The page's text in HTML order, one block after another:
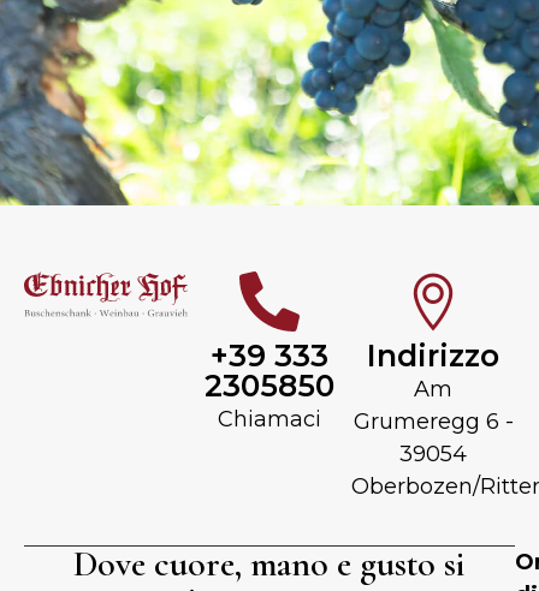
+39 333
2305850
Chiamaci
Indirizzo
Am
Grumeregg 6 -
39054
Oberbozen/
Dove cuore, mano e gusto si